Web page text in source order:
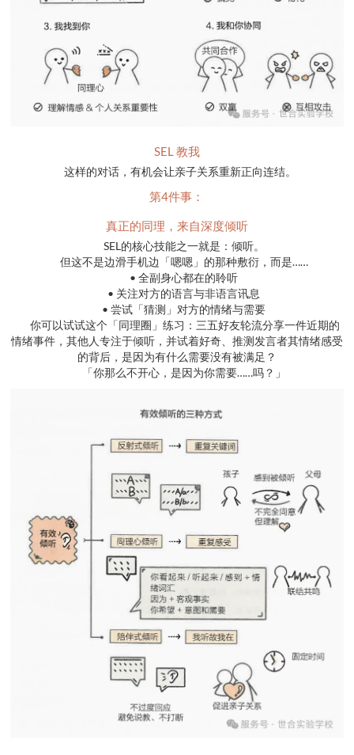
SEL 教我
这样的对话，有机会让亲子关系重新正向连结。
第4件事：
真正的同理，来自深度倾听
SEL的核心技能之一就是：倾听。
但这不是边滑手机边「嗯嗯」的那种敷衍，而是……
• 全副身心都在的聆听
• 关注对方的语言与非语言讯息
• 尝试「猜测」对方的情绪与需要
你可以试试这个「同理圈」练习：三五好友轮流分享一件近期的
情绪事件，其他人专注于倾听，并试着好奇、推测发言者其情绪感受
的背后，是因为有什么需要没有被满足？
「你那么不开心，是因为你需要……吗？」